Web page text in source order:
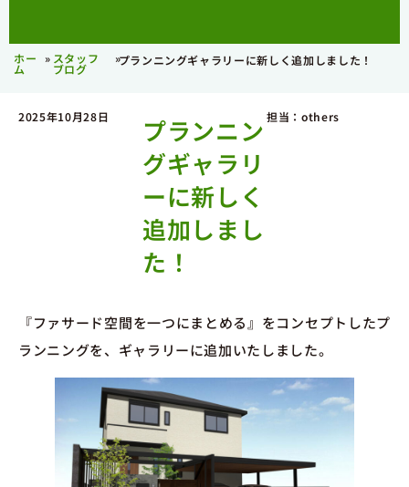
ホー
ム
» スタッフ
ブログ
»プランニングギャラリーに新しく追加しました！
2025年10月28日
プランニン
グギャラリ
ーに新しく
追加しまし
た！
担当：others
『ファサード空間を一つにまとめる』をコンセプトしたプ
ランニングを、ギャラリーに追加いたしました。